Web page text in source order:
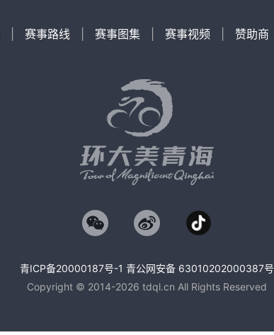
赛事路线 赛事图集 赛事视频 赞助商
青ICP备20000187号-1 青公网安备 63010202000387号
Copyright © 2014-2026 tdql.cn All Rights Reserved